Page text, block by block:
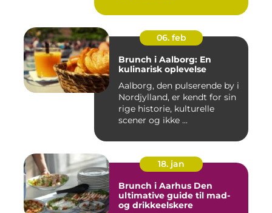
06. feb
Brunch i Aalborg: En
kulinarisk oplevelse
Aalborg, den pulserende by i
Nordjylland, er kendt for sin
rige historie, kulturelle
scener og ikke ...
18. jan
Brunch i Aarhus Den
ultimative guide til mad-
og drikkeelskere